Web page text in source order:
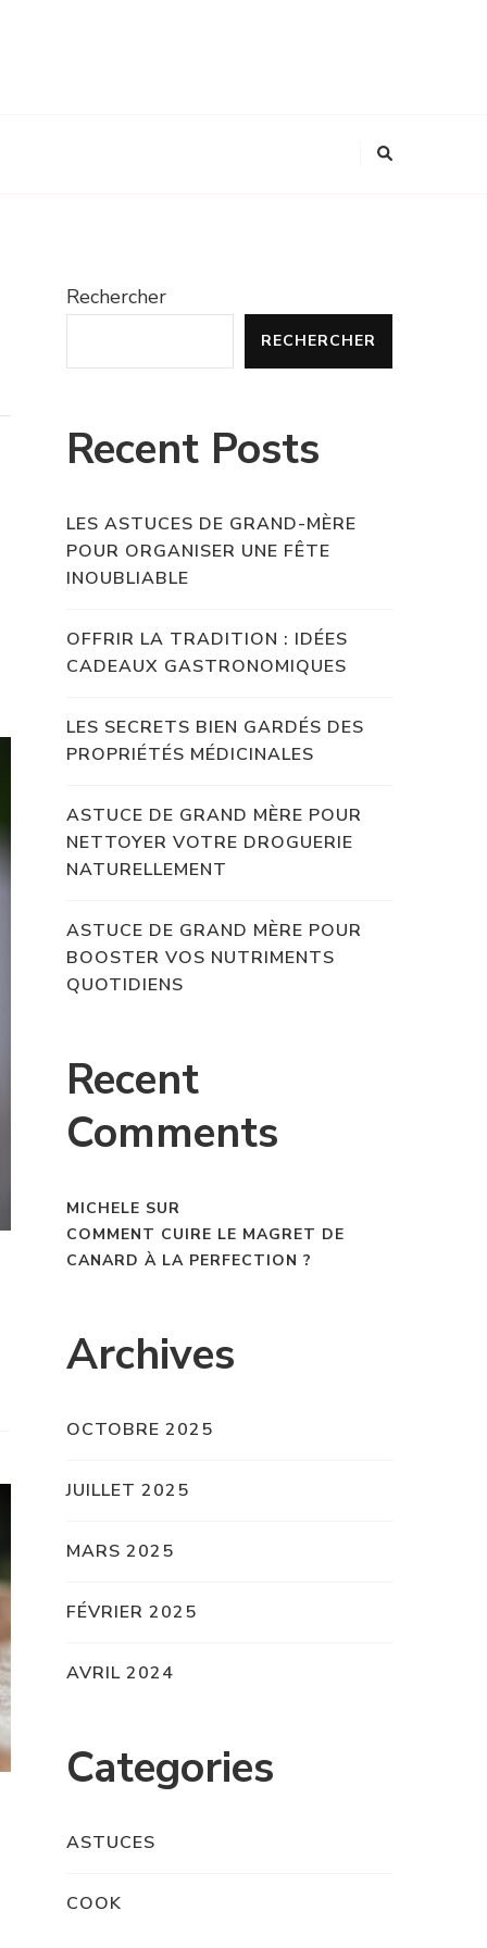
Rechercher
RECHERCHER
Recent Posts
LES ASTUCES DE GRAND-MÈRE
POUR ORGANISER UNE FÊTE
INOUBLIABLE
OFFRIR LA TRADITION : IDÉES
CADEAUX GASTRONOMIQUES
LES SECRETS BIEN GARDÉS DES
PROPRIÉTÉS MÉDICINALES
ASTUCE DE GRAND MÈRE POUR
NETTOYER VOTRE DROGUERIE
NATURELLEMENT
ASTUCE DE GRAND MÈRE POUR
BOOSTER VOS NUTRIMENTS
QUOTIDIENS
Recent
Comments
MICHELE SUR
COMMENT CUIRE LE MAGRET DE
CANARD À LA PERFECTION ?
Archives
OCTOBRE 2025
JUILLET 2025
MARS 2025
FÉVRIER 2025
AVRIL 2024
Categories
ASTUCES
COOK